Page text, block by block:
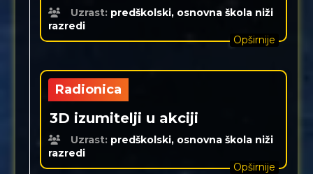
Uzrast: predškolski, osnovna škola niži
razredi
Opširnije
Radionica
3D izumitelji u akciji
Uzrast: predškolski, osnovna škola niži
razredi
Opširnije